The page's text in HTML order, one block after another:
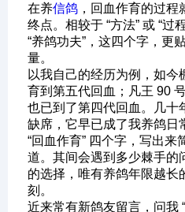
在养信鸽 ，回血作育的过
终点。相较于 “方法” 或 “过
“养鸽功夫”，这四个字，更
量。
以我自己的经历为例，如
育到第五代回血；凡王 90
也已到了第四代回血。几十
缺席，它早已成了我养鸽日
“回血作育” 四个字，写出来
道。其间会遇到多少棘手的
的选择，唯有养鸽年限越长
刻。
近来常有新鸽友留言，问我